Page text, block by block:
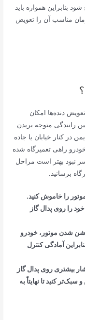
بنابراین همواره باید
مناسب آن را تعویض
دنده‌ها امکان
رانندگی متوجه بریدن
در کنار خیابان یا جاده
راهی تعمیرگاه شده
نبود بهتر است مراحل
برسانید.
را خاموش کنید.
پای خود را روی پدال گاز
شدن موتور، خودرو
آمادگی کنترل
بیشتری روی پدال گاز
کنید تا نهایتاً به